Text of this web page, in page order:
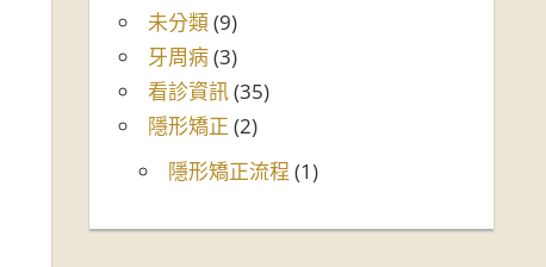
未分類(9)
牙周病(3)
看診資訊(35)
隱形矯正 (2)
隱形矯正流程 (1)